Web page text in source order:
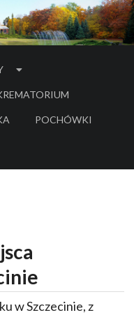
POCHÓWKI
- LINK DO SERWISU
w Szczecinie, z